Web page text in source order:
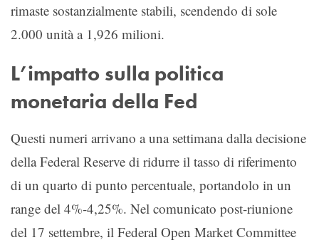
rimaste sostanzialmente stabili, scendendo di sole
2.000 unità a 1,926 milioni.
L’impatto sulla politica
monetaria della Fed
Questi numeri arrivano a una settimana dalla decisione
della Federal Reserve di ridurre il tasso di riferimento
di un quarto di punto percentuale, portandolo in un
range del 4%-4,25%. Nel comunicato post-riunione
del 17 settembre, il Federal Open Market Committee